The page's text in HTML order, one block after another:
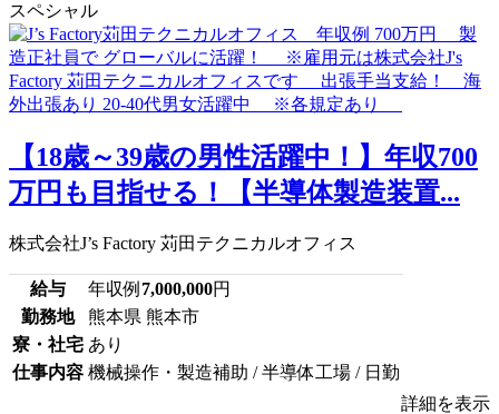
スペシャル
【18歳～39歳の男性活躍中！】年収700
万円も目指せる！【半導体製造装置...
株式会社J’s Factory 苅田テクニカルオフィス
給与 年収例 7,000,000円
勤務地
熊本県 熊本市
寮・社宅 あり
仕事内容 機械操作・製造補助 / 半導体工場 / 日勤
詳細を表示